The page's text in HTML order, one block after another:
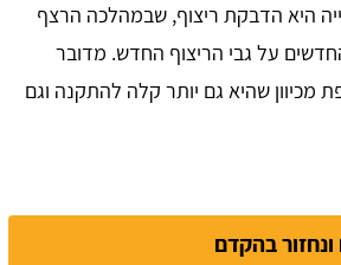
היא הדבקת ריצוף, שבמהלכה הרצף
על גבי הריצוף החדש. מדובר
מכיוון שהיא גם יותר קלה להתקנה וגם
בהקדם